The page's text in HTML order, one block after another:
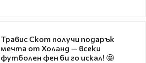
Травис Скот получи подарък
мечта от Холанд — всеки
футболен фен би го искал! 🤩